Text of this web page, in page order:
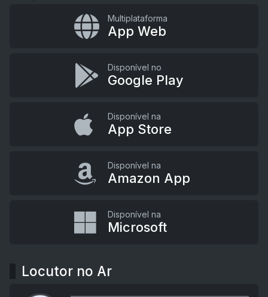
Multiplataforma
App Web
Disponível no
Google Play
Disponível na
App Store
Disponível na
Amazon App
Disponível na
Microsoft
Locutor no Ar